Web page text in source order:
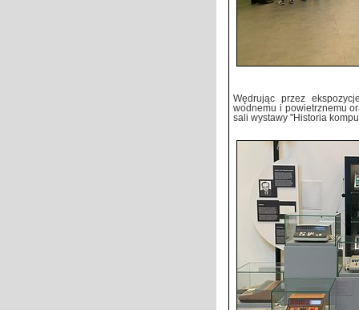
Wędrując przez
wodnemu i powietrznemu
sali wystawy "Historia